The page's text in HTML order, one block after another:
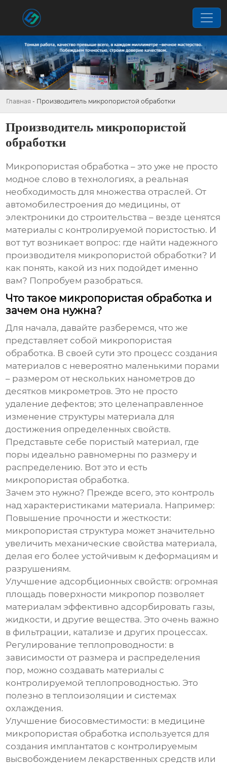
Главная - Производитель микропористой обработки
Производитель микропористой
обработки
Микропористая обработка – это уже не просто
модное слово в технологиях, а реальная
необходимость для множества отраслей. От
автомобилестроения до медицины, от
электроники до строительства – везде ценятся
материалы с контролируемой пористостью. И
вот тут возникает вопрос: где найти надежного
производителя микропористой обработки? И
как понять, какой из них подойдет именно
вам? Попробуем разобраться.
Что такое микропористая обработка и
зачем она нужна?
Для начала, давайте разберемся, что же
представляет собой микропористая
обработка. В своей сути это процесс создания
материалов с невероятно маленькими порами
– размером от нескольких нанометров до
десятков микрометров. Это не просто
удаление дефектов; это целенаправленное
изменение структуры материала для
достижения определенных свойств.
Представьте себе пористый материал, где
поры идеально равномерны по размеру и
распределению. Вот это и есть
микропористая обработка.
Зачем это нужно? Прежде всего, это контроль
над характеристиками материала. Например:
Повышение прочности и жесткости:
микропористая структура может значительно
увеличить механические свойства материала,
делая его более устойчивым к деформациям и
разрушениям.
Улучшение адсорбционных свойств: огромная
площадь поверхности микропор позволяет
материалам эффективно адсорбировать газы,
жидкости, и другие вещества. Это очень важно
в фильтрации, катализе и других процессах.
Регулирование теплопроводности: в
зависимости от размера и распределения
пор, можно создавать материалы с
контролируемой теплопроводностью. Это
полезно в теплоизоляции и системах
охлаждения.
Улучшение биосовместимости: в медицине
микропористая обработка используется для
создания имплантатов с контролируемым
высвобождением лекарственных средств или